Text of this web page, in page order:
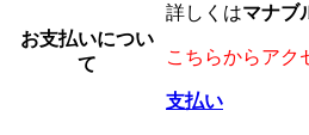
お支払いについ
て
詳しくはマナブ
こちらからアク
支払い